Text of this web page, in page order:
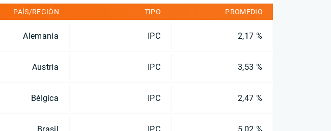
PAÍS/REGIÓN TIPO PROMEDIO
Alemania IPC 2,17 %
Austria IPC 3,53 %
Bélgica IPC 2,47 %
Brasil IPC 5,02 %